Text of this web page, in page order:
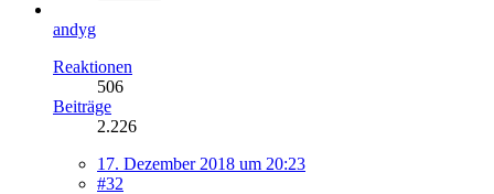
andyg
Reaktionen
506
Beiträge
2.226
17. Dezember 2018 um 20:23
#32